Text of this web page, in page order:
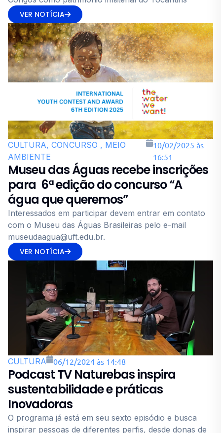
VER NOTÍCIA
CULTURA, CONCURSO , MEIO
AMBIENTE
10/02/2025 às
16:51
Museu das Águas recebe inscrições
para 6ª edição do concurso “A
água que queremos”
Interessados em participar devem entrar em contato
com o Museu das Águas Brasileiras pelo e-mail
museudaagua@uft.edu.br.
VER NOTÍCIA
CULTURA 06/12/2024 às 14:48
Podcast TV Naturebas inspira
sustentabilidade e práticas
Inovadoras
O programa já está em seu sexto episódio e busca
inspirar pessoas de diferentes perfis, desde donas de